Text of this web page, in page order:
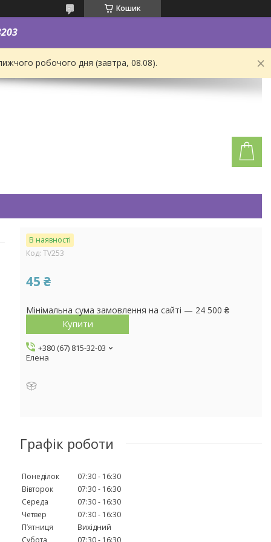
Кошик
робочого дня (завтра, 08.08).
В наявності
Код: TV253
45 ₴
Мінімальна сума замовлення на сайті — 24 500 ₴
Купити
+380 (67) 815-32-03
Елена
Графік роботи
Понеділок 07:30
16:30
Вівторок
07:30
16:30
Середа
07:30
16:30
Четвер
07:30
16:30
Пʼятниця
Вихідний
Субота
07:30
16:30